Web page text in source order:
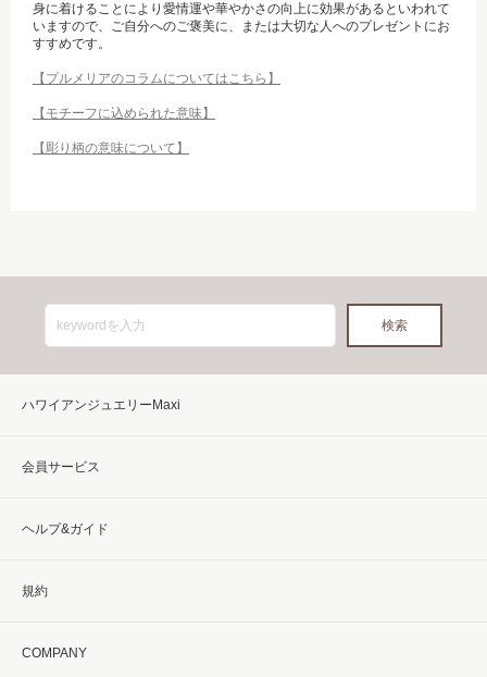
身に着けることにより愛情運や華やかさの向上に効果があるといわれて
いますので、ご自分へのご褒美に、または大切な人へのプレゼントにお
すすめです。
【プルメリアのコラムについてはこちら】
【モチーフに込められた意味】
【彫り柄の意味について】
ハワイアンジュエリーMaxi
会員サービス
ヘルプ&ガイド
規約
COMPANY